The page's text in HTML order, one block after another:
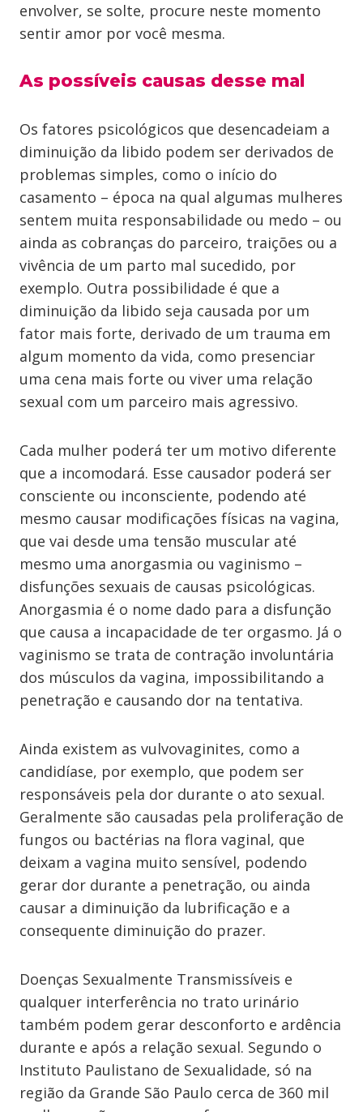
envolver, se solte, procure neste momento
sentir amor por você mesma.
As possíveis causas desse mal
Os fatores psicológicos que desencadeiam a
diminuição da libido podem ser derivados de
problemas simples, como o início do
casamento – época na qual algumas mulheres
sentem muita responsabilidade ou medo – ou
ainda as cobranças do parceiro, traições ou a
vivência de um parto mal sucedido, por
exemplo. Outra possibilidade é que a
diminuição da libido seja causada por um
fator mais forte, derivado de um trauma em
algum momento da vida, como presenciar
uma cena mais forte ou viver uma relação
sexual com um parceiro mais agressivo.
Cada mulher poderá ter um motivo diferente
que a incomodará. Esse causador poderá ser
consciente ou inconsciente, podendo até
mesmo causar modificações físicas na vagina,
que vai desde uma tensão muscular até
mesmo uma anorgasmia ou vaginismo –
disfunções sexuais de causas psicológicas.
Anorgasmia é o nome dado para a disfunção
que causa a incapacidade de ter orgasmo. Já o
vaginismo se trata de contração involuntária
dos músculos da vagina, impossibilitando a
penetração e causando dor na tentativa.
Ainda existem as vulvovaginites, como a
candidíase, por exemplo, que podem ser
responsáveis pela dor durante o ato sexual.
Geralmente são causadas pela proliferação de
fungos ou bactérias na flora vaginal, que
deixam a vagina muito sensível, podendo
gerar dor durante a penetração, ou ainda
causar a diminuição da lubrificação e a
consequente diminuição do prazer.
Doenças Sexualmente Transmissíveis e
qualquer interferência no trato urinário
também podem gerar desconforto e ardência
durante e após a relação sexual. Segundo o
Instituto Paulistano de Sexualidade, só na
região da Grande São Paulo cerca de 360 mil